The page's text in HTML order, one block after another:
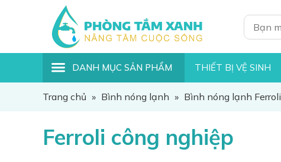
DANH MỤC SẢN PHẨM THIẾT BỊ VỆ SINH
Trang chủ » Bình nóng lạnh » Bình nóng lạnh Ferroli
Ferroli công nghiệp